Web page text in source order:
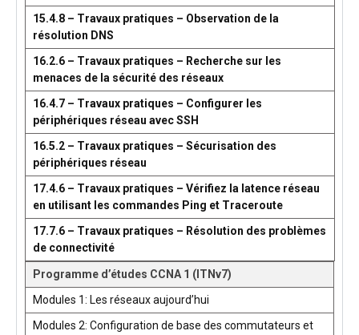
15.4.8 – Travaux pratiques – Observation de la
résolution DNS
16.2.6 – Travaux pratiques – Recherche sur les
menaces de la sécurité des réseaux
16.4.7 – Travaux pratiques – Configurer les
périphériques réseau avec SSH
16.5.2 – Travaux pratiques – Sécurisation des
périphériques réseau
17.4.6 – Travaux pratiques – Vérifiez la latence réseau
en utilisant les commandes Ping et Traceroute
17.7.6 – Travaux pratiques – Résolution des problèmes
de connectivité
Programme d’études CCNA 1 (ITNv7)
Modules 1: Les réseaux aujourd’hui
Modules 2: Configuration de base des commutateurs et